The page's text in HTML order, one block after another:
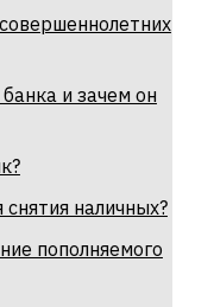
и зачем он
наличных?
пополняемого